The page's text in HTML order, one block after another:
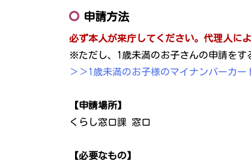
申請方法
必ず本人が来庁してください。代理人に
※ただし、1歳未満のお子さんの申請をす
＞＞1歳未満のお子様のマイナンバーカ
【申請場所】
くらし窓口課 窓口
【必要なもの】